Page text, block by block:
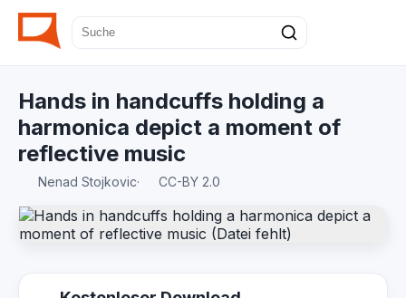
Hands in handcuffs holding a
harmonica depict a moment of
reflective music
Nenad Stojkovic· CC-BY 2.0